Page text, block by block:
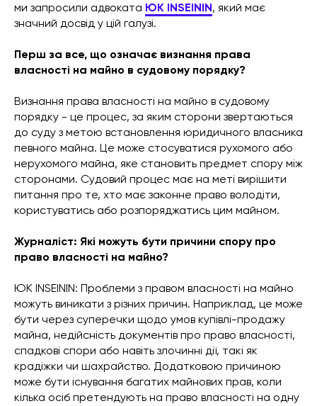
ми запросили адвоката ЮК INSEININ, який має
значний досвід у цій галузі.
Перш за все, що означає визнання права
власності на майно в судовому порядку?
Визнання права власності на майно в судовому
порядку - це процес, за яким сторони звертаються
до суду з метою встановлення юридичного власника
певного майна. Це може стосуватися рухомого або
нерухомого майна, яке становить предмет спору між
сторонами. Судовий процес має на меті вирішити
питання про те, хто має законне право володіти,
користуватись або розпоряджатись цим майном.
Журналіст: Які можуть бути причини спору про
право власності на майно?
ЮК INSEININ: Проблеми з правом власності на майно
можуть виникати з різних причин. Наприклад, це може
бути через суперечки щодо умов купівлі-продажу
майна, недійсність документів про право власності,
спадкові спори або навіть злочинні дії, такі як
крадіжки чи шахрайство. Додатковою причиною
може бути існування багатих майнових прав, коли
кілька осіб претендують на право власності на одну